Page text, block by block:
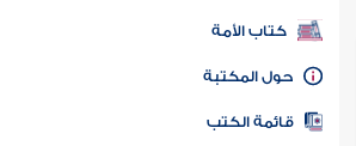
كتب PDF
كتاب الأمة
المكتبة